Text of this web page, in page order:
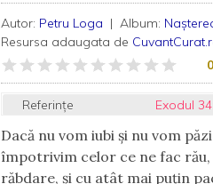
Autor: Petru Loga | Album:
Resursa adaugata de
Referințe Exodul
Dacă nu vom iubi și nu vom
împotrivim celor ce ne fac
răbdare, și cu atât mai puțin